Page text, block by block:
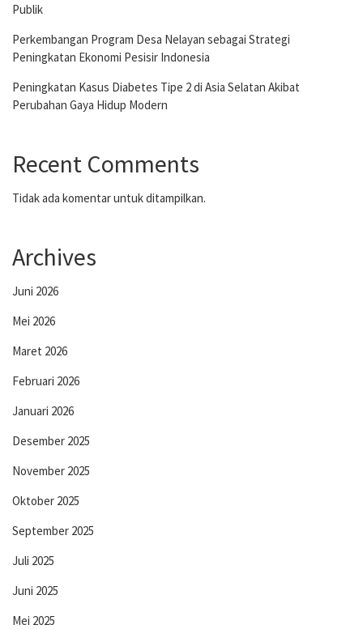
Publik
Perkembangan Program Desa Nelayan sebagai Strategi
Peningkatan Ekonomi Pesisir Indonesia
Peningkatan Kasus Diabetes Tipe 2 di Asia Selatan Akibat
Perubahan Gaya Hidup Modern
Recent Comments
Tidak ada komentar untuk ditampilkan.
Archives
Juni 2026
Mei 2026
Maret 2026
Februari 2026
Januari 2026
Desember 2025
November 2025
Oktober 2025
September 2025
Juli 2025
Juni 2025
Mei 2025